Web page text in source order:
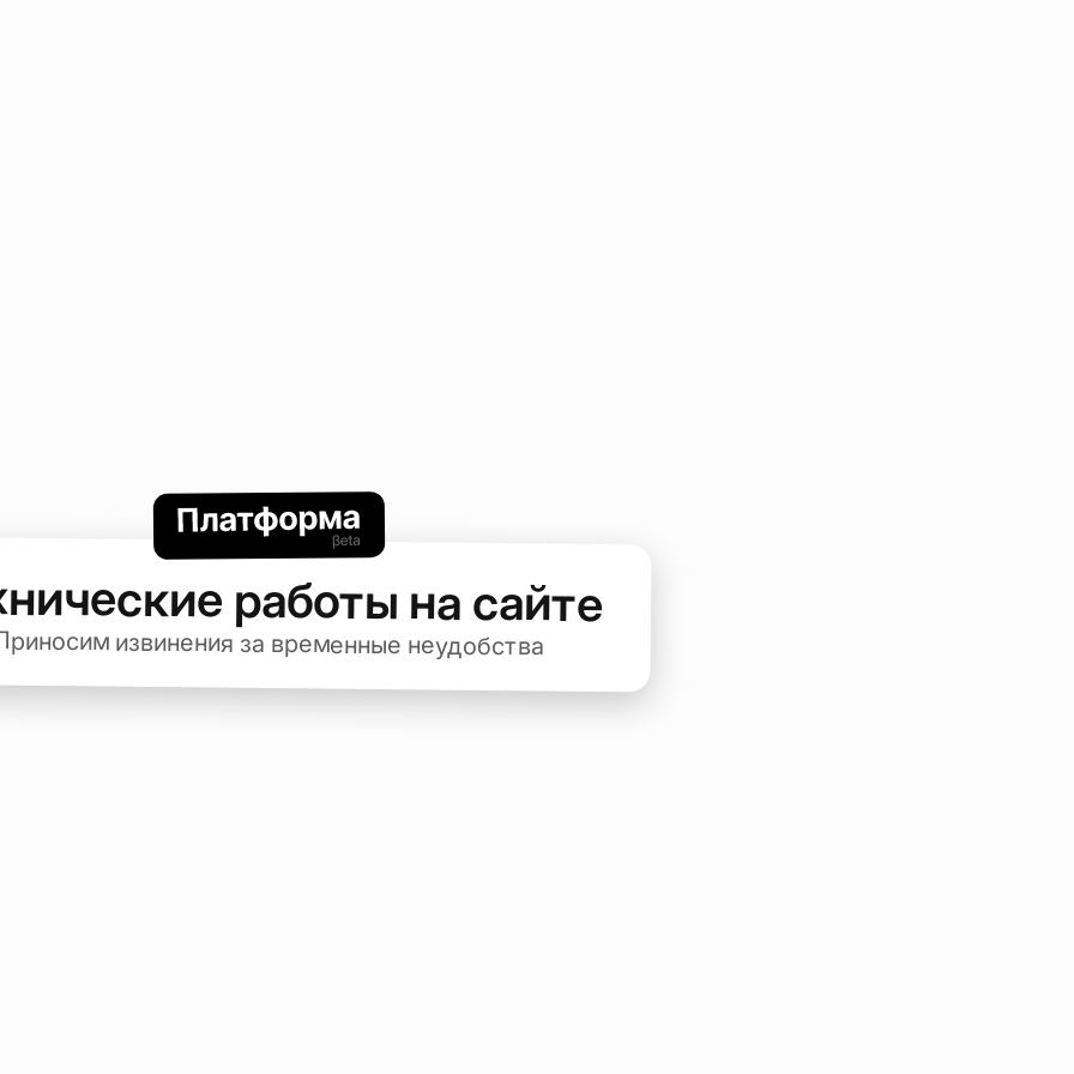
работы на сайте
извинения за временные неудобства